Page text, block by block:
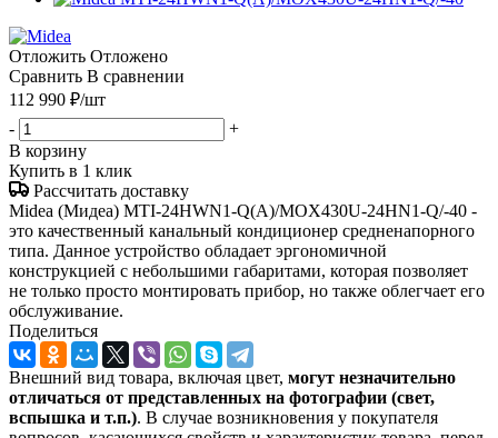
Отложить Отложено
Сравнить В сравнении
112 990 ₽/шт
-
+
В корзину
Купить в 1 клик
Рассчитать доставку
Midea (Мидеа) MTI-24HWN1-Q(A)/MOX430U-24HN1-Q/-40 -
это качественный канальный кондиционер средненапорного
типа. Данное устройство обладает эргономичной
конструкцией с небольшими габаритами, которая позволяет
не только просто монтировать прибор, но также облегчает его
обслуживание.
Поделиться
Внешний вид товара, включая цвет, могут незначительно
отличаться от представленных на фотографии (свет,
вспышка и т.п.). В случае возникновения у покупателя